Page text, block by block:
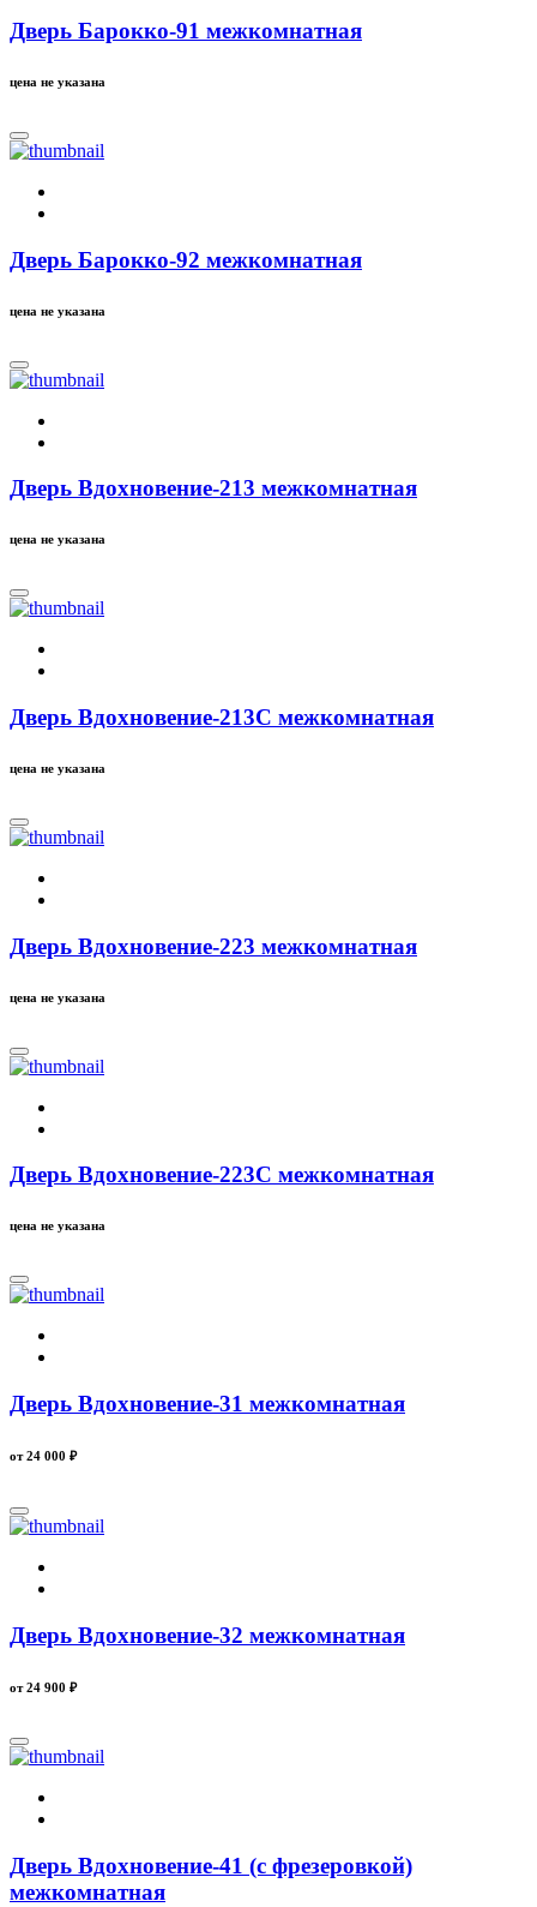
Дверь Барокко-91 межкомнатная
цена не указана
Дверь Барокко-92 межкомнатная
цена не указана
Дверь Вдохновение-213 межкомнатная
цена не указана
Дверь Вдохновение-213C межкомнатная
цена не указана
Дверь Вдохновение-223 межкомнатная
цена не указана
Дверь Вдохновение-223C межкомнатная
цена не указана
Дверь Вдохновение-31 межкомнатная
от 24 000 ₽
Дверь Вдохновение-32 межкомнатная
от 24 900 ₽
Дверь Вдохновение-41 (с фрезеровкой)
межкомнатная